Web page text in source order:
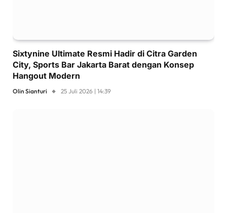
Sixtynine Ultimate Resmi Hadir di Citra Garden
City, Sports Bar Jakarta Barat dengan Konsep
Hangout Modern
Olin Sianturi 25 Juli 2026 | 14:39